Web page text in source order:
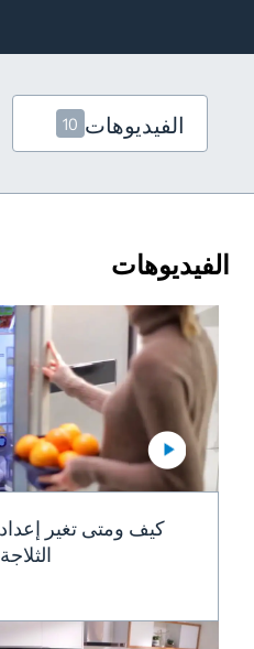
الفيديوهات 10
الفيديوهات
كيف ومتى تغير